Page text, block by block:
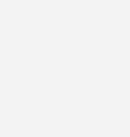
mit dem SBZ